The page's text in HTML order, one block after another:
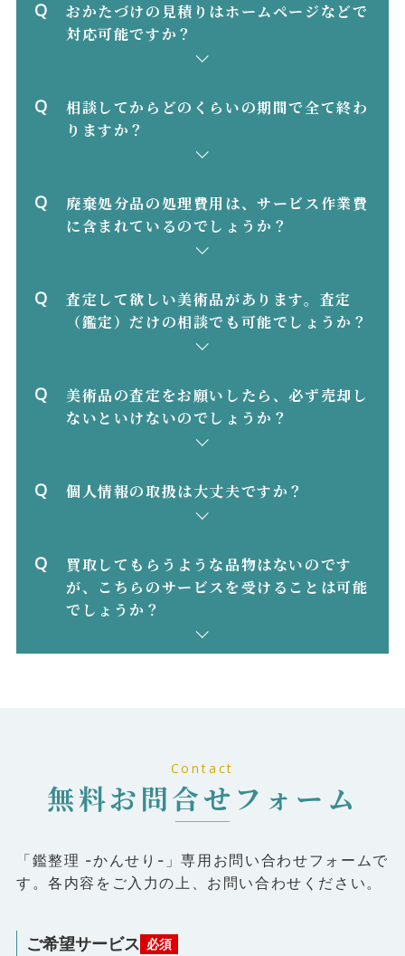
おかたづけの⾒積りはホームページなどで
対応可能ですか？
相談してからどのくらいの期間で全て終わ
りますか？
廃棄処分品の処理費⽤は、サービス作業費
に含まれているのでしょうか？
査定して欲しい美術品があります。査定
（鑑定）だけの相談でも可能でしょうか？
美術品の査定をお願いしたら、必ず売却し
ないといけないのでしょうか？
個⼈情報の取扱は⼤丈夫ですか？
買取してもらうような品物はないのです
が、こちらのサービスを受けることは可能
でしょうか？
Contact
無料お問合せフォーム
「鑑整理 -かんせり-」専⽤お問い合わせフォームで
す。各内容をご⼊⼒の上、お問い合わせください。
ご希望サービス 必須